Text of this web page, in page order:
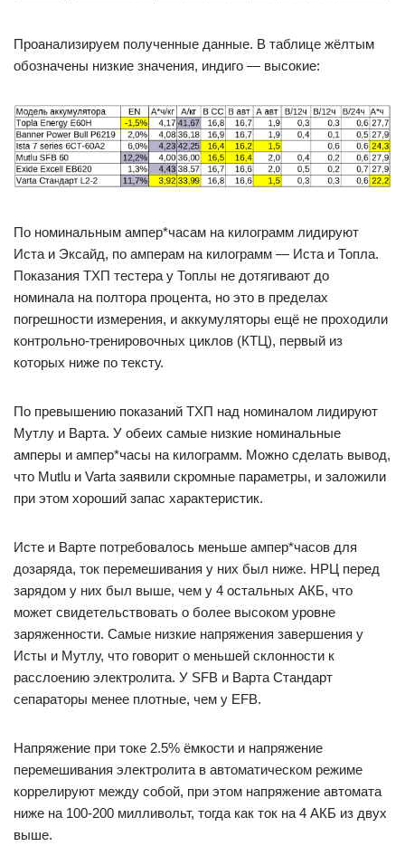
Проанализируем полученные данные. В таблице жёлтым
обозначены низкие значения, индиго — высокие:
По номинальным ампер*часам на килограмм лидируют
Иста и Эксайд, по амперам на килограмм — Иста и Топла.
Показания ТХП тестера у Топлы не дотягивают до
номинала на полтора процента, но это в пределах
погрешности измерения, и аккумуляторы ещё не проходили
контрольно-тренировочных циклов (КТЦ), первый из
которых ниже по тексту.
По превышению показаний ТХП над номиналом лидируют
Мутлу и Варта. У обеих самые низкие номинальные
амперы и ампер*часы на килограмм. Можно сделать вывод,
что Mutlu и Varta заявили скромные параметры, и заложили
при этом хороший запас характеристик.
Исте и Варте потребовалось меньше ампер*часов для
дозаряда, ток перемешивания у них был ниже. НРЦ перед
зарядом у них был выше, чем у 4 остальных АКБ, что
может свидетельствовать о более высоком уровне
заряженности. Самые низкие напряжения завершения у
Исты и Мутлу, что говорит о меньшей склонности к
расслоению электролита. У SFB и Варта Стандарт
сепараторы менее плотные, чем у EFB.
Напряжение при токе 2.5% ёмкости и напряжение
перемешивания электролита в автоматическом режиме
коррелируют между собой, при этом напряжение автомата
ниже на 100-200 милливольт, тогда как ток на 4 АКБ из двух
выше.